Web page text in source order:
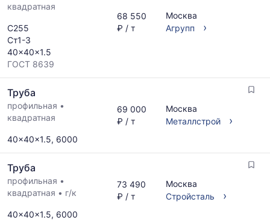
квадратная
С255
Ст1-3
40x40x1.5
ГОСТ 8639
68 550
₽ / т
Москва
Агрупп
›
Труба
профильная •
квадратная
40x40x1.5, 6000
69 000
₽ / т
Москва
Металлстрой
›
Труба
профильная •
квадратная • г/к
40x40x1.5, 6000
73 490
₽ / т
Москва
Стройсталь
›